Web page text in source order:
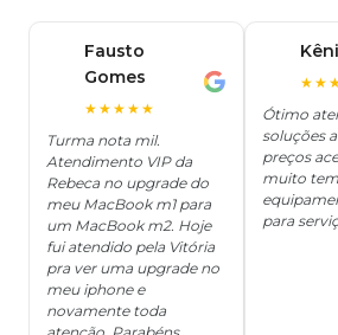
Fausto
Gomes
★★★★★
Turma nota mil.
Atendimento VIP da
Rebeca no upgrade do
meu MacBook m1 para
um MacBook m2. Hoje
fui atendido pela Vitória
pra ver uma upgrade no
meu iphone e
novamente toda
Ótimo
soluções
preços
muito
para